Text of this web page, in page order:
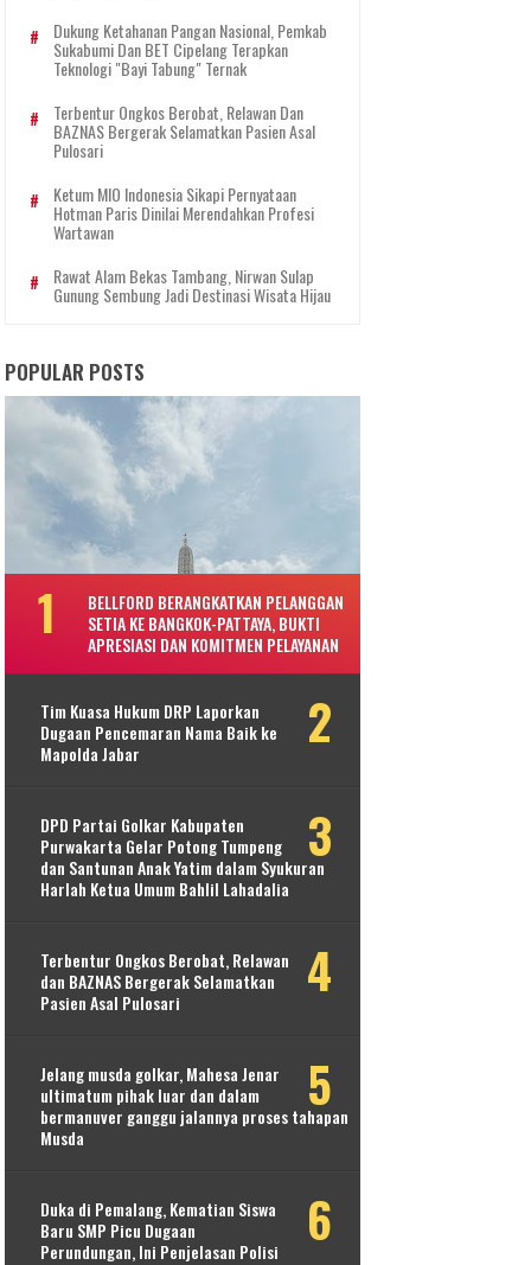
Dukung Ketahanan Pangan Nasional, Pemkab
Sukabumi Dan BET Cipelang Terapkan
Teknologi "Bayi Tabung" Ternak
Terbentur Ongkos Berobat, Relawan Dan
BAZNAS Bergerak Selamatkan Pasien Asal
Pulosari
Ketum MIO Indonesia Sikapi Pernyataan
Hotman Paris Dinilai Merendahkan Profesi
Wartawan
Rawat Alam Bekas Tambang, Nirwan Sulap
Gunung Sembung Jadi Destinasi Wisata Hijau
POPULAR POSTS
BELLFORD BERANGKATKAN PELANGGAN
SETIA KE BANGKOK-PATTAYA, BUKTI
APRESIASI DAN KOMITMEN PELAYANAN
Tim Kuasa Hukum DRP Laporkan
Dugaan Pencemaran Nama Baik ke
Mapolda Jabar
DPD Partai Golkar Kabupaten
Purwakarta Gelar Potong Tumpeng
dan Santunan Anak Yatim dalam Syukuran
Harlah Ketua Umum Bahlil Lahadalia
Terbentur Ongkos Berobat, Relawan
dan BAZNAS Bergerak Selamatkan
Pasien Asal Pulosari
Jelang musda golkar, Mahesa Jenar
ultimatum pihak luar dan dalam
bermanuver ganggu jalannya proses tahapan
Musda
Duka di Pemalang, Kematian Siswa
Baru SMP Picu Dugaan
Perundungan, Ini Penjelasan Polisi